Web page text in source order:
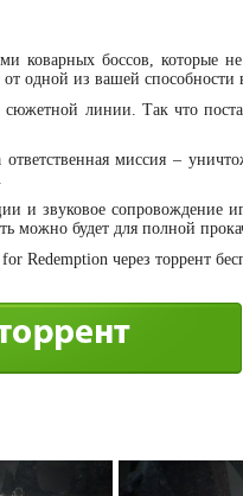
коварных боссов, которые
одной из вашей способности
линии. Так что
миссия –
и звуковое сопровождение
можно будет для полной
Redemption через торрент